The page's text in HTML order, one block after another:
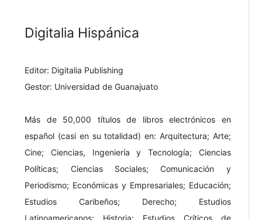
Digitalia Hispánica
Editor: Digitalia Publishing
Gestor: Universidad de Guanajuato
Más de 50,000 títulos de libros electrónicos en
español (casi en su totalidad) en: Arquitectura; Arte;
Cine; Ciencias, Ingeniería y Tecnología; Ciencias
Políticas; Ciencias Sociales; Comunicación y
Periodismo; Económicas y Empresariales; Educación;
Estudios Caribeños; Derecho; Estudios
Latinoamericanos; Historia; Estudios Críticos de